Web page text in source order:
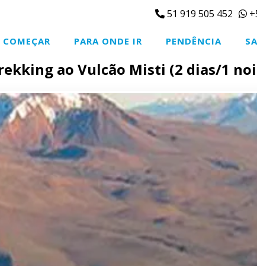
51 919 505 452
COMEÇAR PARA ONDE IR PENDÊNCIA
ao Vulcão Misti (2 dias/1